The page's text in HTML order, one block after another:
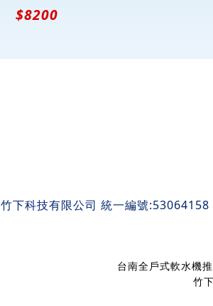
$8200
竹下科技有限公司 統一編號:53064158
台南全戶式軟水機
竹